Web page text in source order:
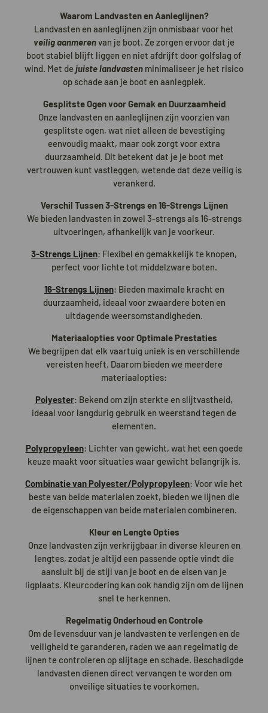
Waarom Landvasten en Aanleglijnen?
Landvasten en aanleglijnen zijn onmisbaar voor het
veilig aanmerenvan je boot. Ze zorgen ervoor dat je
boot stabiel blijft liggen en niet afdrijft door golfslag of
wind. Met dejuiste landvasten minimaliseer je het risico
op schade aan je boot en aanlegplek.
Gesplitste Ogen voor Gemak en Duurzaamheid
Onze landvasten en aanleglijnen zijn voorzien van
gesplitste ogen, wat niet alleen de bevestiging
eenvoudig maakt, maar ook zorgt voor extra
duurzaamheid. Dit betekent dat je je boot met
vertrouwen kunt vastleggen, wetende dat deze veilig is
verankerd.
Verschil Tussen 3-Strengs en 16-Strengs Lijnen
We bieden landvasten in zowel 3-strengs als 16-strengs
uitvoeringen, afhankelijk van je voorkeur.
3-Strengs Lijnen: Flexibel en gemakkelijk te knopen,
perfect voor lichte tot middelzware boten.
16-Strengs Lijnen: Bieden maximale kracht en
duurzaamheid, ideaal voor zwaardere boten en
uitdagende weersomstandigheden.
Materiaalopties voor Optimale Prestaties
We begrijpen dat elk vaartuig uniek is en verschillende
vereisten heeft. Daarom bieden we meerdere
materiaalopties:
Polyester: Bekend om zijn sterkte en slijtvastheid,
ideaal voor langdurig gebruik en weerstand tegen de
elementen.
Polypropyleen: Lichter van gewicht, wat het een goede
keuze maakt voor situaties waar gewicht belangrijk is.
Combinatie van Polyester/Polypropyleen: Voor wie het
beste van beide materialen zoekt, bieden we lijnen die
de eigenschappen van beide materialen combineren.
Kleur en Lengte Opties
Onze landvasten zijn verkrijgbaar in diverse kleuren en
lengtes, zodat je altijd een passende optie vindt die
aansluit bij de stijl van je boot en de eisen van je
ligplaats. Kleurcodering kan ook handig zijn om de lijnen
snel te herkennen.
Regelmatig Onderhoud en Controle
Om de levensduur van je landvasten te verlengen en de
veiligheid te garanderen, raden we aan regelmatig de
lijnen te controleren op slijtage en schade. Beschadigde
landvasten dienen direct vervangen te worden om
onveilige situaties te voorkomen.